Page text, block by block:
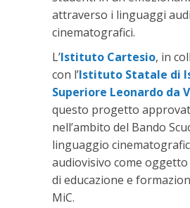
attraverso i linguaggi
cinematografici.
L’Istituto Cartesio, in
con l’Istituto Statale di
Superiore Leonardo da
questo progetto
nell’ambito del Bando
linguaggio
audiovisivo come
di educazione e
MiC.